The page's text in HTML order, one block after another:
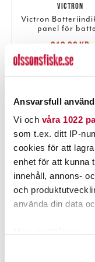
Ansvarsfull
Vi och våra 1022
som t.ex. ditt IP-
cookies för att
enhet för att kunna
innehåll, annons-
och
använda din data
VICTRON
Victron
panel för
Nuvarande pris
319,00 kr
340,00 kr
319,00 kr
340,00 kr
LÄS MER